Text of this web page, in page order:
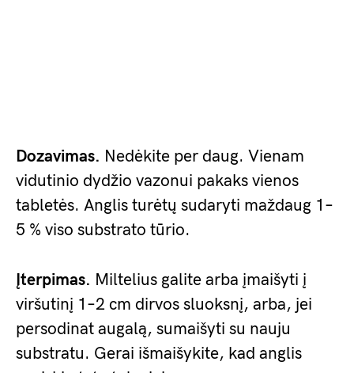
Dozavimas. Nedėkite per daug. Vienam
vidutinio dydžio vazonui pakaks vienos
tabletės. Anglis turėtų sudaryti maždaug 1–
5 % viso substrato tūrio.
Įterpimas. Miltelius galite arba įmaišyti į
viršutinį 1–2 cm dirvos sluoksnį, arba, jei
persodinat augalą, sumaišyti su nauju
substratu. Gerai išmaišykite, kad anglis